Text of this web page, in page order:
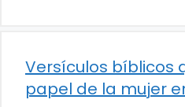
Versículos bíblicos
papel de la mujer